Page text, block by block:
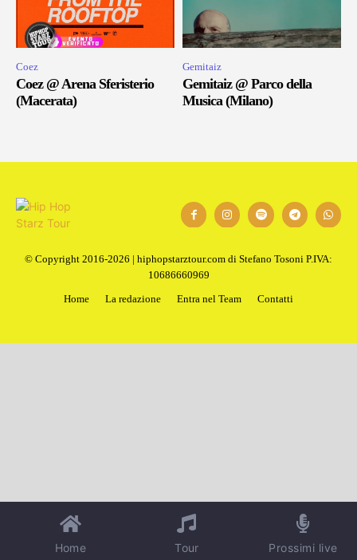
Coez
Coez @ Arena Sferisterio
(Macerata)
Gemitaiz
Gemitaiz @ Parco della
Musica (Milano)
© Copyright 2016-2026 | hiphopstarztour.com di Stefano Tosoni P.IVA:
10686660969
Home
La redazione Entra nel Team Contatti
Home Tour Prossimi live